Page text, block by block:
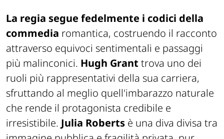
La regia segue fedelmente i codici della
commedia romantica, costruendo il racconto
attraverso equivoci sentimentali e passaggi
più malinconici. Hugh Grant trova uno dei
ruoli più rappresentativi della sua carriera,
sfruttando al meglio quell'imbarazzo naturale
che rende il protagonista credibile e
irresistibile. Julia Roberts è una diva divisa tra